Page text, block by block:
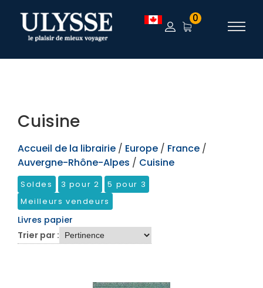
TEST 0
Cuisine
Accueil de la librairie / Europe / France /
Auvergne-Rhône-Alpes / Cuisine
Soldes 3 pour 2
5 pour 3
Meilleurs vendeurs
Livres papier
Trier par :